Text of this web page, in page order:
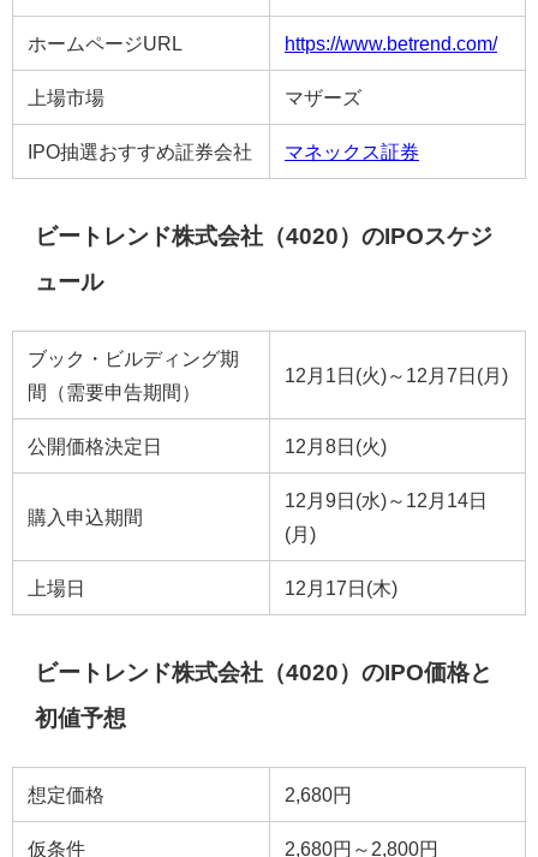
ホームページURL https://www.betrend.com/
上場市場 マザーズ
IPO抽選おすすめ証券会社 マネックス証券
ビートレンド株式会社（4020）のIPOスケジ
ュール
ブック・ビルディング期
間（需要申告期間）
12月1日(火)～12月7日(月)
公開価格決定日 12月8日(火)
購入申込期間
12月9日(水)～12月14日
(月)
上場日 12月17日(木)
ビートレンド株式会社（4020）のIPO価格と
初値予想
想定価格 2,680円
仮条件 2,680円～2,800円